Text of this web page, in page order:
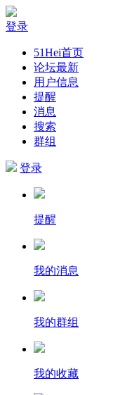
登录
51Hei首页
论坛最新
用户信息
提醒
消息
搜索
群组
登录
提醒
我的消息
我的群组
我的收藏